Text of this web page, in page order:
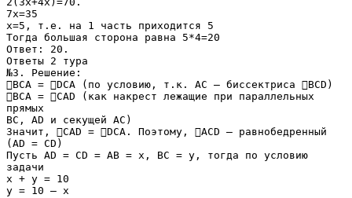
7х=35
х=5, т.е. на 1 часть приходится 5
Тогда большая сторона равна 5*4=20
Ответ: 20.
Ответы 2 тура
№3. Решение:
ВСА = DCA (по условию, т.к. АС – биссектриса BCD)
ВСА = CAD (как накрест лежащие при параллельных
прямых
BC, AD и секущей АС)
Значит, CAD = DCA. Поэтому, ACD – равнобедренный
(AD = CD)
Пусть AD = CD = AB = x, ВС = у, тогда по условию
задачи
х + у = 10
у = 10 – х